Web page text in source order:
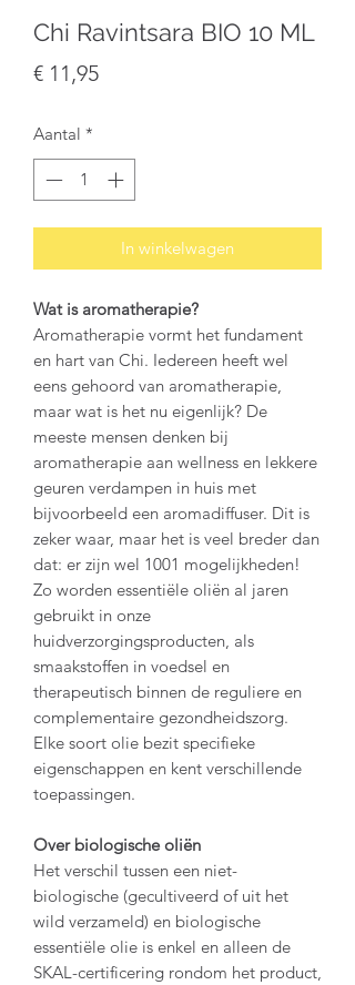
Chi Ravintsara BIO 10 ML
€ 11,95Prijs
Aantal *
In winkelwagen
Wat is aromatherapie?
Aromatherapie vormt het fundament
en hart van Chi. Iedereen heeft wel
eens gehoord van aromatherapie,
maar wat is het nu eigenlijk? De
meeste mensen denken bij
aromatherapie aan wellness en lekkere
geuren verdampen in huis met
bijvoorbeeld een aromadiffuser. Dit is
zeker waar, maar het is veel breder dan
dat: er zijn wel 1001 mogelijkheden!
Zo worden essentiële oliën al jaren
gebruikt in onze
huidverzorgingsproducten, als
smaakstoffen in voedsel en
therapeutisch binnen de reguliere en
complementaire gezondheidszorg.
Elke soort olie bezit specifieke
eigenschappen en kent verschillende
toepassingen.
Over biologische oliën
Het verschil tussen een niet-
biologische (gecultiveerd of uit het
wild verzameld) en biologische
essentiële olie is enkel en alleen de
SKAL-certificering rondom het product,